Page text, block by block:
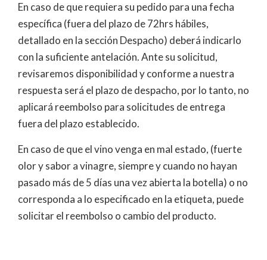
En caso de que requiera su pedido para una fecha
específica (fuera del plazo de 72hrs hábiles,
detallado en la sección Despacho) deberá indicarlo
con la suficiente antelación. Ante su solicitud,
revisaremos disponibilidad y conforme a nuestra
respuesta será el plazo de despacho, por lo tanto, no
aplicará reembolso para solicitudes de entrega
fuera del plazo establecido.
En caso de que el vino venga en mal estado, (fuerte
olor y sabor a vinagre, siempre y cuando no hayan
pasado más de 5 días una vez abierta la botella) o no
corresponda a lo especificado en la etiqueta, puede
solicitar el reembolso o cambio del producto.